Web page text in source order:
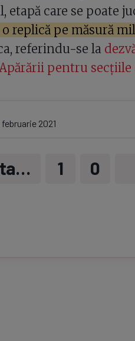
care se poate
replică pe măsură
referindu-se la
pentru secțiile
februarie 2021
Hermannstadt 1 0